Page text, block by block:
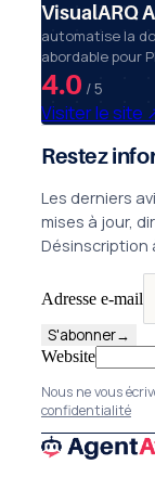
VisualARQ
automatise la
abordable pour
4.0 / 5
Visiter le site
Restez
Les derniers
mises à jour,
Désinscription
Adresse e-mail
S'abonner→
Website
Nous ne vous
confidentialité